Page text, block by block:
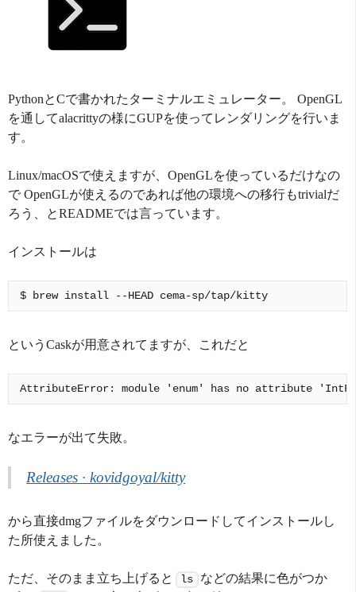
PythonとCで書かれたターミナルエミュレーター。 OpenGL
を通してalacrittyの様にGUPを使ってレンダリングを行いま
す。
Linux/macOSで使えますが、OpenGLを使っているだけなの
で OpenGLが使えるのであれば他の環境への移行もtrivialだ
ろう、とREADMEでは言っています。
インストールは
というCaskが用意されてますが、これだと
なエラーが出て失敗。
Releases · kovidgoyal/kitty
から直接dmgファイルをダウンロードしてインストールし
た所使えました。
ただ、そのまま立ち上げると ls
などの結果に色がつか